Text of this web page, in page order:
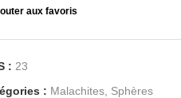
aux favoris
: 23
: Malachites, Sphères